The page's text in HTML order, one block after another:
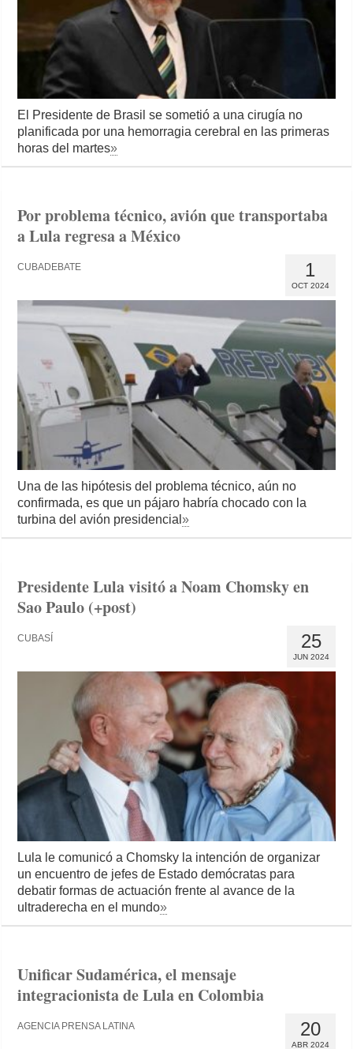
El Presidente de Brasil se sometió a una cirugía no
planificada por una hemorragia cerebral en las primeras
horas del martes»
Por problema técnico, avión que transportaba
a Lula regresa a México
1
OCT 2024
CUBADEBATE
Una de las hipótesis del problema técnico, aún no
confirmada, es que un pájaro habría chocado con la
turbina del avión presidencial»
Presidente Lula visitó a Noam Chomsky en
Sao Paulo (+post)
25
JUN 2024
CUBASÍ
Lula le comunicó a Chomsky la intención de organizar
un encuentro de jefes de Estado demócratas para
debatir formas de actuación frente al avance de la
ultraderecha en el mundo»
Unificar Sudamérica, el mensaje
integracionista de Lula en Colombia
20
ABR 2024
AGENCIA PRENSA LATINA